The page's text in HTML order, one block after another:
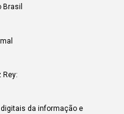
Rey:
da informação e